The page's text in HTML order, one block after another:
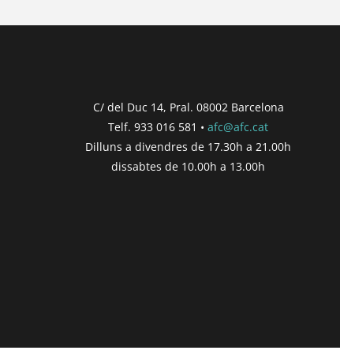
Consultar Participar
C/ del Duc 14, Pral. 08002 Barcelona
Telf. 933 016 581 •afc@afc.cat
Dilluns a divendres de 17.30h a 21.00h
dissabtes de 10.00h a 13.00h